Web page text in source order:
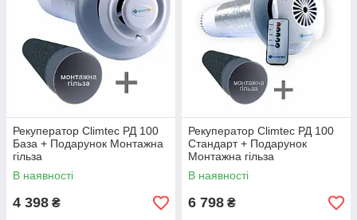
Рекуператор Climtec РД 100
База + Подарунок Монтажна
гільза
В наявності
4 398 ₴
Рекуператор Climtec РД 100
Стандарт + Подарунок
Монтажна гільза
В наявності
6 798 ₴